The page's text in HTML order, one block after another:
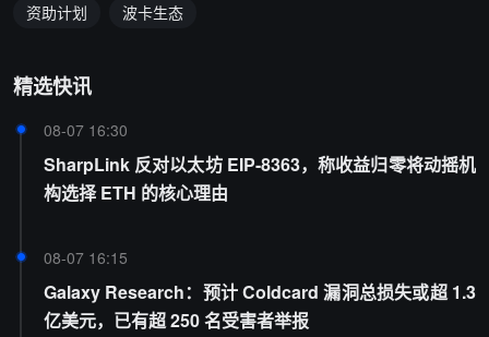
资助计划 波卡生态
精选快讯
08-07 16:30
SharpLink 反对以太坊 EIP-8363，称收益归零将动摇机
构选择 ETH 的核心理由
08-07 16:15
Galaxy Research：预计 Coldcard 漏洞总损失或超 1.3
亿美元，已有超 250 名受害者举报